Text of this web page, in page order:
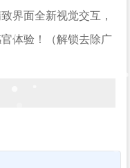
界面全新视觉交互，
体验！（解锁去除广